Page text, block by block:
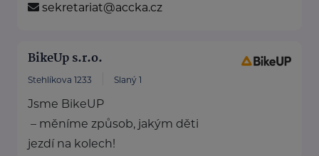
sekretariat@accka.cz
BikeUp s.r.o.
Stehlíkova 1233 Slaný 1
Jsme BikeUP
– měníme způsob, jakým děti
jezdí na kolech!